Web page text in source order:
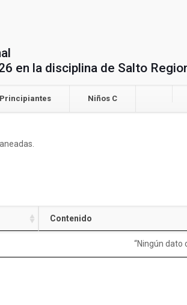
en la disciplina de Salto
Niños C
Contenido
“Ningún dato